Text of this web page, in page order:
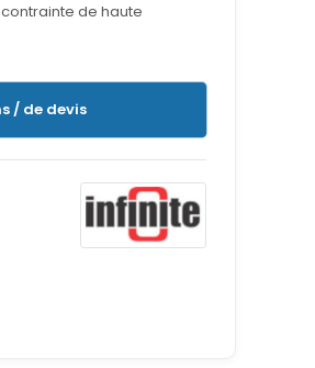
de haute
/ de devis